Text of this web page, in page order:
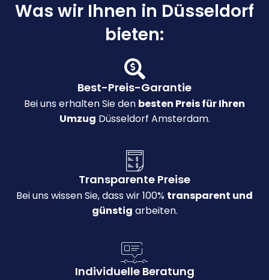
Was wir Ihnen in Düsseldorf
bieten:
Best-Preis-Garantie
Bei uns erhalten Sie den besten Preis für Ihren
Umzug Düsseldorf Amsterdam.
Transparente Preise
Bei uns wissen Sie, dass wir 100% transparent und
günstig arbeiten.
Individuelle Beratung